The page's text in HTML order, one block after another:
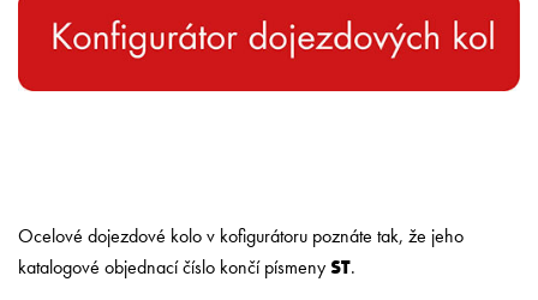
Ocelové dojezdové kolo v kofigurátoru poznáte tak, že jeho
katalogové objednací číslo končí písmenyST.